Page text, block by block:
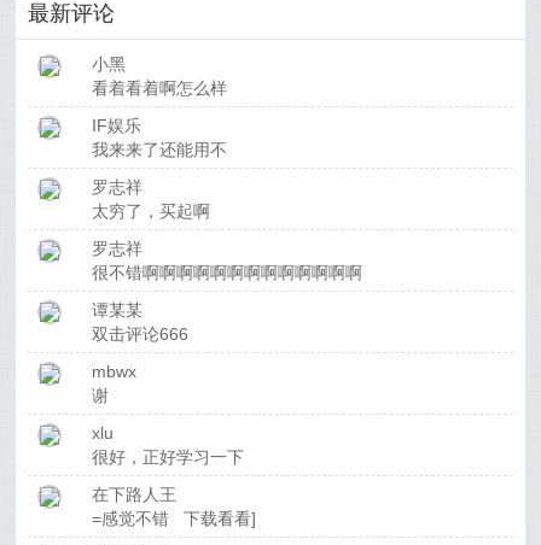
最新评论
小黑
看着看着啊怎么样
IF娱乐
我来来了还能用不
罗志祥
太穷了，买起啊
罗志祥
很不错啊啊啊啊啊啊啊啊啊啊啊啊啊
谭某某
双击评论666
mbwx
谢
xlu
很好，正好学习一下
在下路人王
=感觉不错 下载看看]